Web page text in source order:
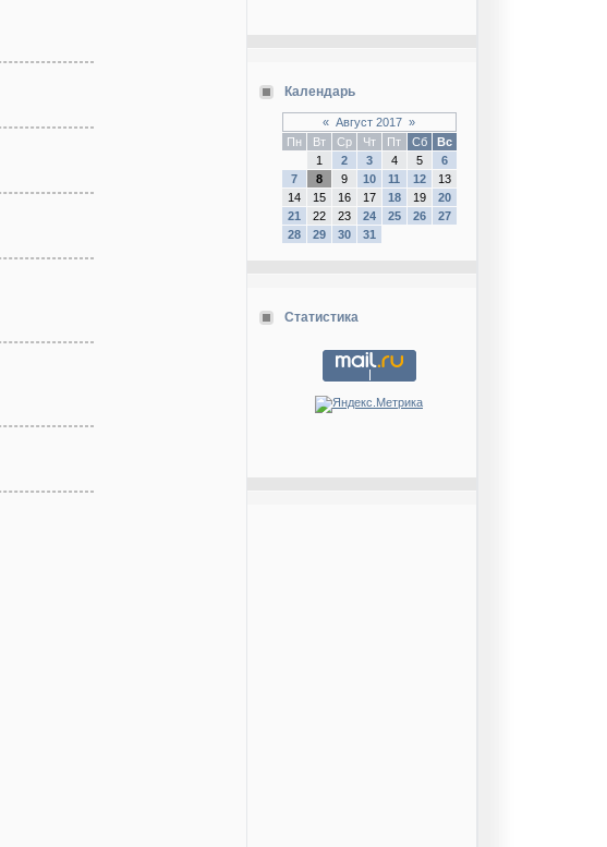
Календарь
« Август 2017 »
Пн
Вт Ср Чт Пт Сб
Вс
1
2 3 4 5
6
7
8 9 10 11 12
13
14
15 16 17 18 19
20
21
22 23 24 25 26
27
28
29 30 31
Статистика